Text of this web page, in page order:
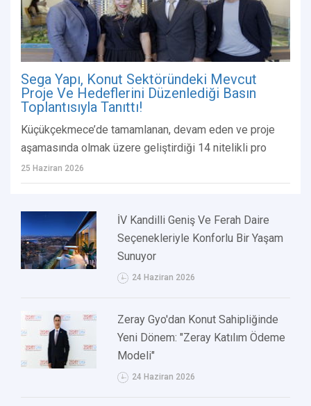
Sega Yapı, Konut Sektöründeki Mevcut
Proje Ve Hedeflerini Düzenlediği Basın
Toplantısıyla Tanıttı!
Küçükçekmece’de tamamlanan, devam eden ve proje
aşamasında olmak üzere geliştirdiği 14 nitelikli pro
25 Haziran 2026
İV Kandilli Geniş Ve Ferah Daire
Seçenekleriyle Konforlu Bir Yaşam
Sunuyor
24 Haziran 2026
Zeray Gyo'dan Konut Sahipliğinde
Yeni Dönem: "Zeray Katılım Ödeme
Modeli"
24 Haziran 2026